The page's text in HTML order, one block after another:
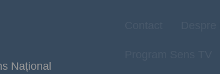
Național